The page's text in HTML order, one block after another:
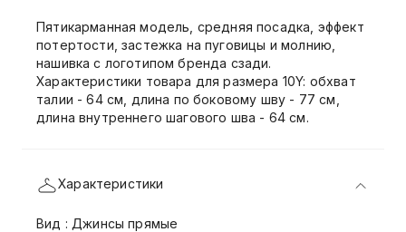
Пятикарманная модель, средняя посадка, эффект
потертости, застежка на пуговицы и молнию,
нашивка с логотипом бренда сзади.
Характеристики товара для размера 10Y: обхват
талии - 64 см, длина по боковому шву - 77 см,
длина внутреннего шагового шва - 64 см.
Характеристики
Вид : Джинсы прямые